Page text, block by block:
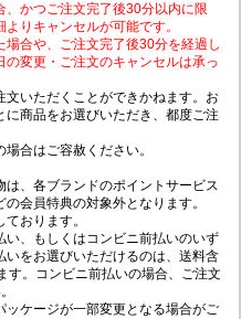
かつご注文完了後30分以内に限
りキャンセルが可能です。
合や、ご注文完了後30分を経過し
変更・ご注文のキャンセルは承っ
いただくことができかねます。お
商品をお選びいただき、都度ご注
合はご容赦ください。
、各ブランドのポイントサービス
会員特典の対象外となります。
おります。
、もしくはコンビニ前払いのいず
をお選びいただけるのは、送料含
す。コンビニ前払いの場合、ご注文
ケージが一部変更となる場合がご